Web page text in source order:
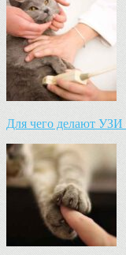
Для чего делают